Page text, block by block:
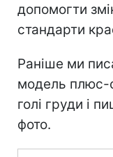
допомогти
стандарти
Раніше ми
модель плюс-
голі груди і
фото.